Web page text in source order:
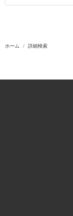
ホーム 詳細検索